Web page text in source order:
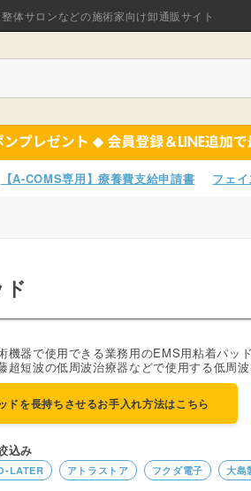
体サロンなどの施術家向け卸通販サイト
【A-COMS専用】療養費支給申請書 フェ
機器で使用できる業務用のEMS用粘着パッ
超短波の低周波治療器などで使用する低周
ドを長持ちさせるお手入れ方法はこちら
込み
LATER アトラストア フクダ電子 大島